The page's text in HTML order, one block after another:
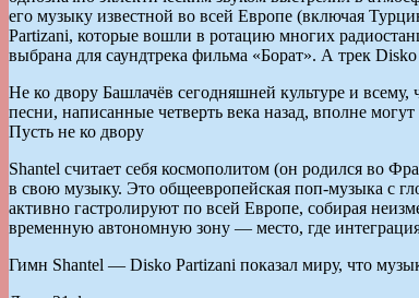
его музыку известной во всей Европе (включая
Partizani, которые вошли в ротацию многих
выбрана для саундтрека фильма «Борат». А трек
Не ко двору Башлачёв сегодняшней культуре и
песни, написанные четверть века назад, вполне
Пусть не ко двору
Shantel считает себя космополитом (он родился во
в свою музыку. Это общеевропейская поп-музыка с
активно гастролируют по всей Европе, собирая
временную автономную зону — место, где
Гимн Shantel — Disko Partizani показал миру, что